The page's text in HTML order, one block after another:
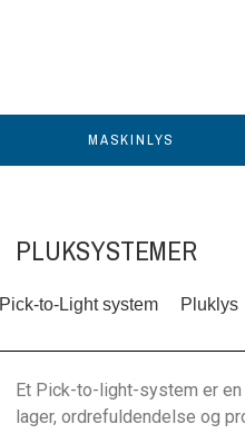
MASKINLYS
PLUKSYSTEMER
Pick-to-Light system Pluklys
Et Pick-to-light-system er
lager, ordrefuldendelse og